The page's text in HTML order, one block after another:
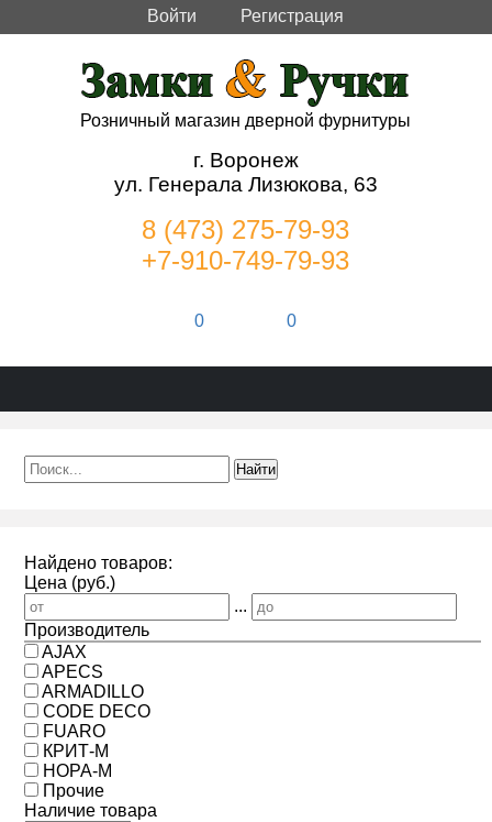
Войти Регистрация
Розничный магазин дверной фурнитуры
г. Воронеж
ул. Генерала Лизюкова, 63
8 (473) 275-79-93
+7-910-749-79-93
0 0
Найдено товаров:
Цена (руб.)
...
Производитель
AJAX
APECS
ARMADILLO
CODE DECO
FUARO
КРИТ-М
НОРА-М
Прочие
Наличие товара